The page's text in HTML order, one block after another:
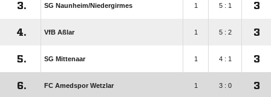
3. SG Naunheim/​Niedergirmes 1 5 : 1 3
4. VfB Aßlar 1 5 : 2 3
5. SG Mittenaar 1 4 : 1 3
6. FC Amedspor Wetzlar 1 3 : 0 3